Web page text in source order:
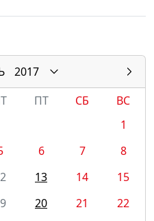
2017
ПТ СБ
ВС
1
6 7
8
13 14
15
20 21
22